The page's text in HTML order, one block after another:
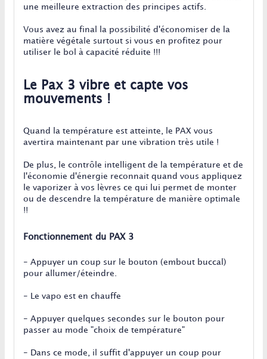
une meilleure extraction des principes actifs.
Vous avez au final la possibilité d'économiser de la
matière végétale surtout si vous en profitez pour
utiliser le bol à capacité réduite !!!
Le Pax 3 vibre et capte vos
mouvements !
Quand la température est atteinte, le PAX vous
avertira maintenant par une vibration très utile !
De plus, le contrôle intelligent de la température et de
l'économie d'énergie reconnait quand vous appliquez
le vaporizer à vos lèvres ce qui lui permet de monter
ou de descendre la température de manière optimale
!!
Fonctionnement du PAX 3
- Appuyer un coup sur le bouton (embout buccal)
pour allumer/éteindre.
- Le vapo est en chauffe
- Appuyer quelques secondes sur le bouton pour
passer au mode "choix de température"
- Dans ce mode, il suffit d'appuyer un coup pour